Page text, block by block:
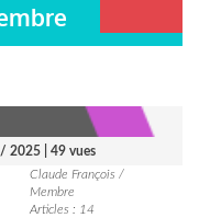
2025 | 49 vues
Claude François /
Membre
Articles : 14